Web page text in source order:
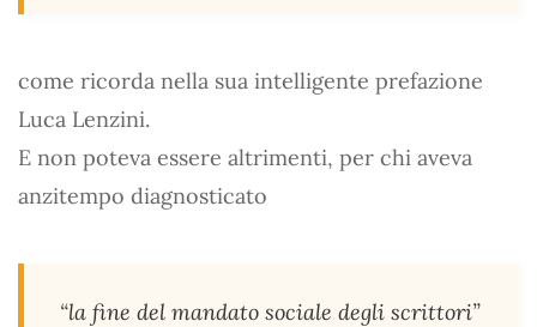
come ricorda nella sua intelligente prefazione
Luca Lenzini.
E non poteva essere altrimenti, per chi aveva
anzitempo diagnosticato
“la fine del mandato sociale degli scrittori”